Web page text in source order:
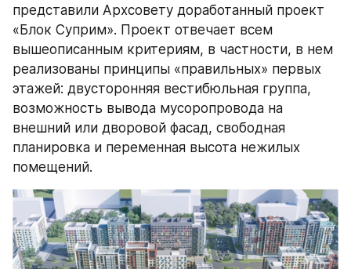
представили Архсовету доработанный проект
«Блок Суприм». Проект отвечает всем
вышеописанным критериям, в частности, в нем
реализованы принципы «правильных» первых
этажей: двусторонняя вестибюльная группа,
возможность вывода мусоропровода на
внешний или дворовой фасад, свободная
планировка и переменная высота нежилых
помещений.